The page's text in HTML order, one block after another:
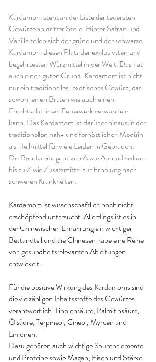
Kardamom steht an der Liste der teuersten
Gewürze an dritter Stelle. Hinter Safran und
Vanille teilen sich der grüne und der schwarze
Kardamom diesen Platz der exklusivsten und
begehrtesten Würzmittel in der Welt. Das hat
auch einen guten Grund: Kardamom ist nicht
nur ein traditionelles, exotisches Gewürz, das
sowohl einen Braten wie auch einen
Fruchtsalat in ein Feuerwerk verwandeln
kann. Das Kardamom ist darüber hinaus in der
traditionellen nah- und fernöstlichen Medizin
als Heilmittel für viele Leiden in Gebrauch.
Die Bandbreite geht von A wie Aphrodisiakum
bis zu Z wie Zusatzmittel zur Erholung nach
schweren Krankheiten.
Kardamom ist wissenschaftlich noch nicht
erschöpfend untersucht. Allerdings ist es in
der Chinesischen Ernährung ein wichtiger
Bestandteil und die Chinesen habe eine Reihe
von gesundheitsrelevanten Ableitungen
entwickelt.
Für die positive Wirkung des Kardamoms sind
die vielzähligen Inhaltsstoffe des Gewürzes
verantwortlich: Linolensäure, Palmitinsäure,
Ölsäure, Terpineol, Cineol, Myrcen und
Limonen.
Dazu gehören auch wichtige Spurenelemente
und Proteine sowie Magan, Eisen und Stärke.